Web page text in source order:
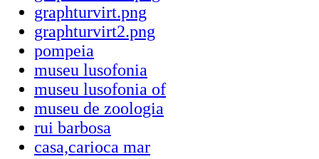
graphturvirt.png
graphturvirt2.png
pompeia
museu lusofonia
museu lusofonia of
museu de zoologia
rui barbosa
casa,carioca mar